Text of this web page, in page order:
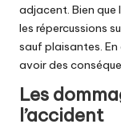
adjacent. Bien que
les répercussions
sauf plaisantes.
avoir des
Les
l’accident